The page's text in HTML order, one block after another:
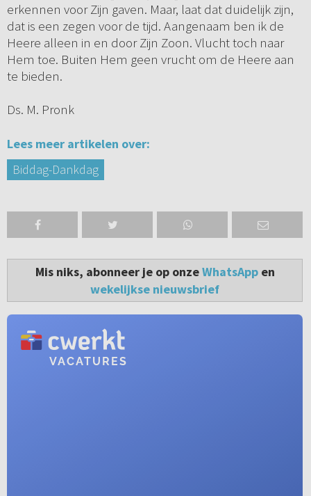
erkennen voor Zijn gaven. Maar, laat dat duidelijk zijn,
dat is een zegen voor de tijd. Aangenaam ben ik de
Heere alleen in en door Zijn Zoon. Vlucht toch naar
Hem toe. Buiten Hem geen vrucht om de Heere aan
te bieden.
Ds. M. Pronk
Lees meer artikelen over:
Biddag-Dankdag
Mis niks, abonneer je op onzeWhatsAppen
wekelijkse nieuwsbrief